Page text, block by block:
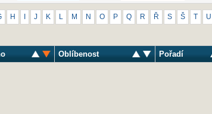
H J K M N O P Q R Ř S Š T U
Oblíbenost Pořadí